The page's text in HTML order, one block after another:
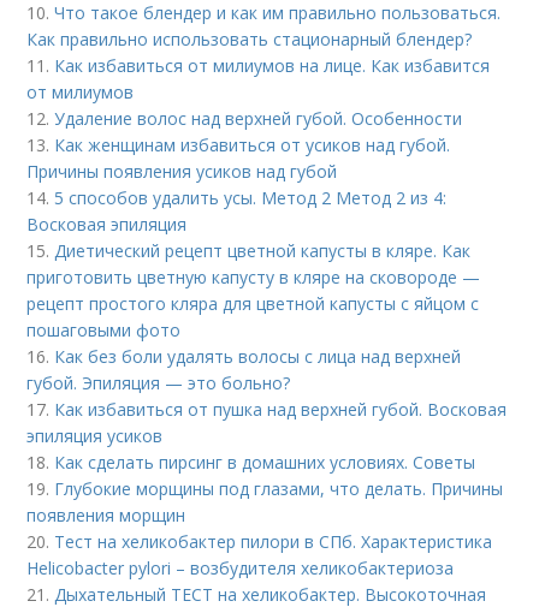
10.Что такое блендер и как им правильно пользоваться.
Как правильно использовать стационарный блендер?
11. Как избавиться от милиумов на лице. Как избавится
от милиумов
12.Удаление волос над верхней губой. Особенности
13. Как женщинам избавиться от усиков над губой.
Причины появления усиков над губой
14. 5 способов удалить усы. Метод 2 Метод 2 из 4:
Восковая эпиляция
15.Диетический рецепт цветной капусты в кляре. Как
приготовить цветную капусту в кляре на сковороде —
рецепт простого кляра для цветной капусты с яйцом с
пошаговыми фото
16. Как без боли удалять волосы с лица над верхней
губой. Эпиляция — это больно?
17. Как избавиться от пушка над верхней губой. Восковая
эпиляция усиков
18. Как сделать пирсинг в домашних условиях. Советы
19. Глубокие морщины под глазами, что делать. Причины
появления морщин
20. Тест на хеликобактер пилори в СПб. Характеристика
Helicobacter pylori – возбудителя хеликобактериоза
21.Дыхательный ТЕСТ на хеликобактер. Высокоточная